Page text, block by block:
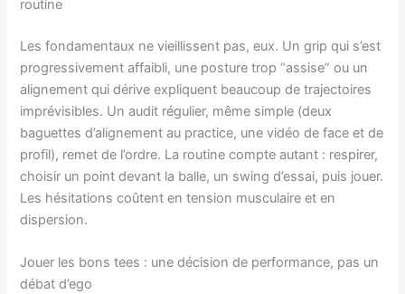
routine
Les fondamentaux ne vieillissent pas, eux. Un grip qui s’est
progressivement affaibli, une posture trop “assise” ou un
alignement qui dérive expliquent beaucoup de trajectoires
imprévisibles. Un audit régulier, même simple (deux
baguettes d’alignement au practice, une vidéo de face et de
profil), remet de l’ordre. La routine compte autant : respirer,
choisir un point devant la balle, un swing d’essai, puis jouer.
Les hésitations coûtent en tension musculaire et en
dispersion.
Jouer les bons tees : une décision de performance, pas un
débat d’ego